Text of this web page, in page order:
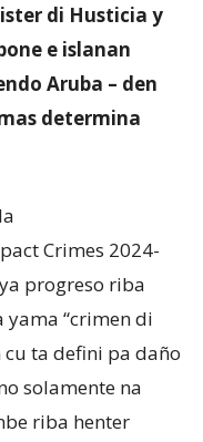
di Husticia y
e islanan
Aruba – den
determina
Crimes 2024-
progreso riba
“crimen di
ta defini pa daño
solamente na
riba henter